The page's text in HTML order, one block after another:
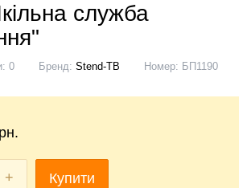
служба
0 Бренд: Stend-TB Номер: БП1190
+ Купити